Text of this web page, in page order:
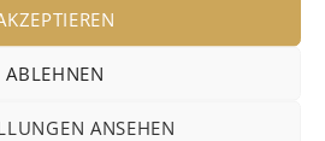
ABLEHNEN
ANSEHEN
eine große Portion
Dass sie dazu in ihren
bereits ihre ganz eigene
Musiksprache entwickelt,